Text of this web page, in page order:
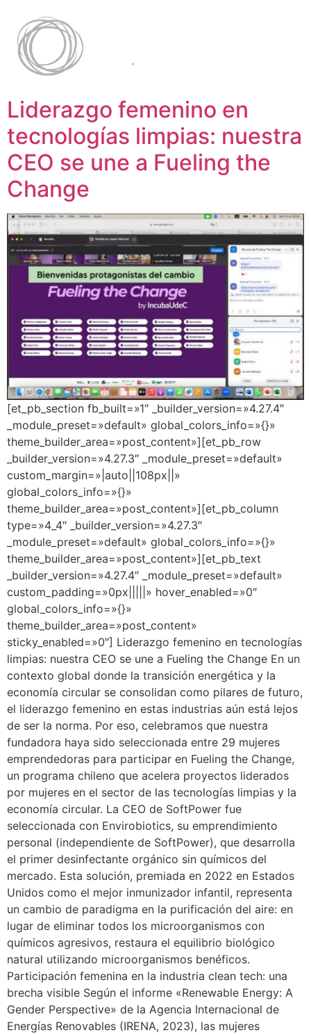
Liderazgo femenino en
tecnologías limpias: nuestra
CEO se une a Fueling the
Change
[et_pb_section fb_built=»1″ _builder_version=»4.27.4″
_module_preset=»default» global_colors_info=»{}»
theme_builder_area=»post_content»][et_pb_row
_builder_version=»4.27.3″ _module_preset=»default»
custom_margin=»|auto||108px||»
global_colors_info=»{}»
theme_builder_area=»post_content»][et_pb_column
type=»4_4″ _builder_version=»4.27.3″
_module_preset=»default» global_colors_info=»{}»
theme_builder_area=»post_content»][et_pb_text
_builder_version=»4.27.4″ _module_preset=»default»
custom_padding=»0px|||||» hover_enabled=»0″
global_colors_info=»{}»
theme_builder_area=»post_content»
sticky_enabled=»0″] Liderazgo femenino en tecnologías
limpias: nuestra CEO se une a Fueling the Change En un
contexto global donde la transición energética y la
economía circular se consolidan como pilares de futuro,
el liderazgo femenino en estas industrias aún está lejos
de ser la norma. Por eso, celebramos que nuestra
fundadora haya sido seleccionada entre 29 mujeres
emprendedoras para participar en Fueling the Change,
un programa chileno que acelera proyectos liderados
por mujeres en el sector de las tecnologías limpias y la
economía circular. La CEO de SoftPower fue
seleccionada con Envirobiotics, su emprendimiento
personal (independiente de SoftPower), que desarrolla
el primer desinfectante orgánico sin químicos del
mercado. Esta solución, premiada en 2022 en Estados
Unidos como el mejor inmunizador infantil, representa
un cambio de paradigma en la purificación del aire: en
lugar de eliminar todos los microorganismos con
químicos agresivos, restaura el equilibrio biológico
natural utilizando microorganismos benéficos.
Participación femenina en la industria clean tech: una
brecha visible Según el informe «Renewable Energy: A
Gender Perspective» de la Agencia Internacional de
Energías Renovables (IRENA, 2023), las mujeres